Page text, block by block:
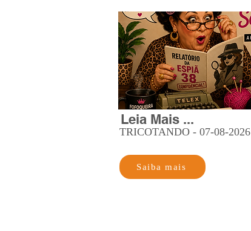
Leia Mais ...
TRICOTANDO - 07-08-2026
Saiba mais